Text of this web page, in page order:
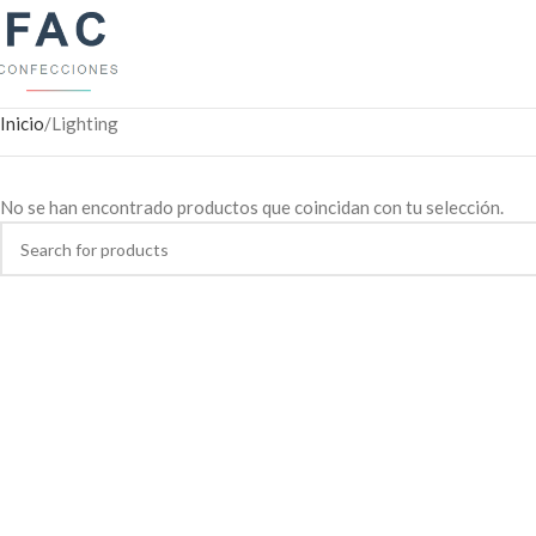
Inicio Lighting
No se han encontrado productos que coincidan con tu selección.